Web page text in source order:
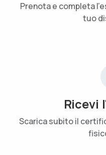
Prenota e completa
tuo
Ricevi
Scarica subito il